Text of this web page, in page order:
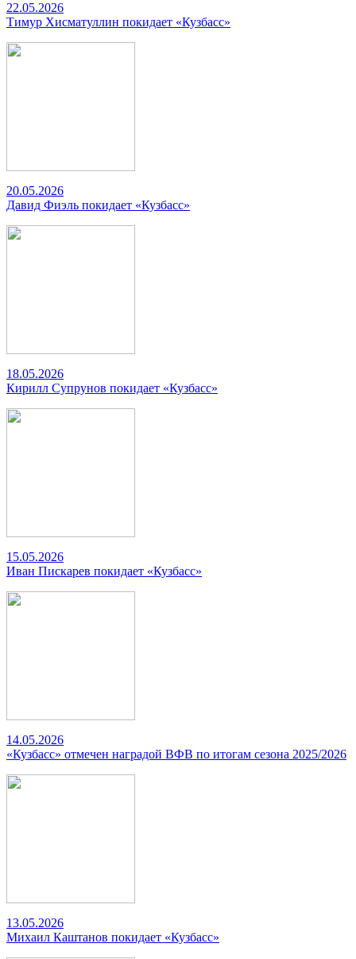
22.05.2026
Тимур Хисматуллин покидает «Кузбасс»
20.05.2026
Давид Фиэль покидает «Кузбасс»
18.05.2026
Кирилл Супрунов покидает «Кузбасс»
15.05.2026
Иван Пискарев покидает «Кузбасс»
14.05.2026
«Кузбасс» отмечен наградой ВФВ по итогам сезона 2025/2026
13.05.2026
Михаил Каштанов покидает «Кузбасс»